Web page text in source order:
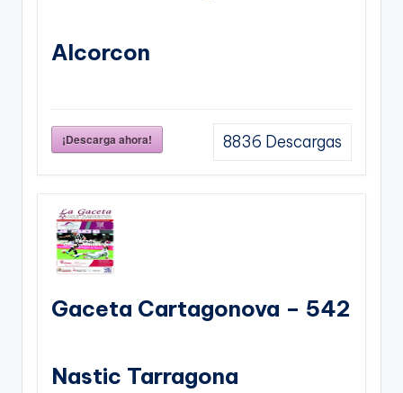
Alcorcon
¡Descarga ahora! 8836 Descargas
Gaceta Cartagonova – 542
Nastic Tarragona